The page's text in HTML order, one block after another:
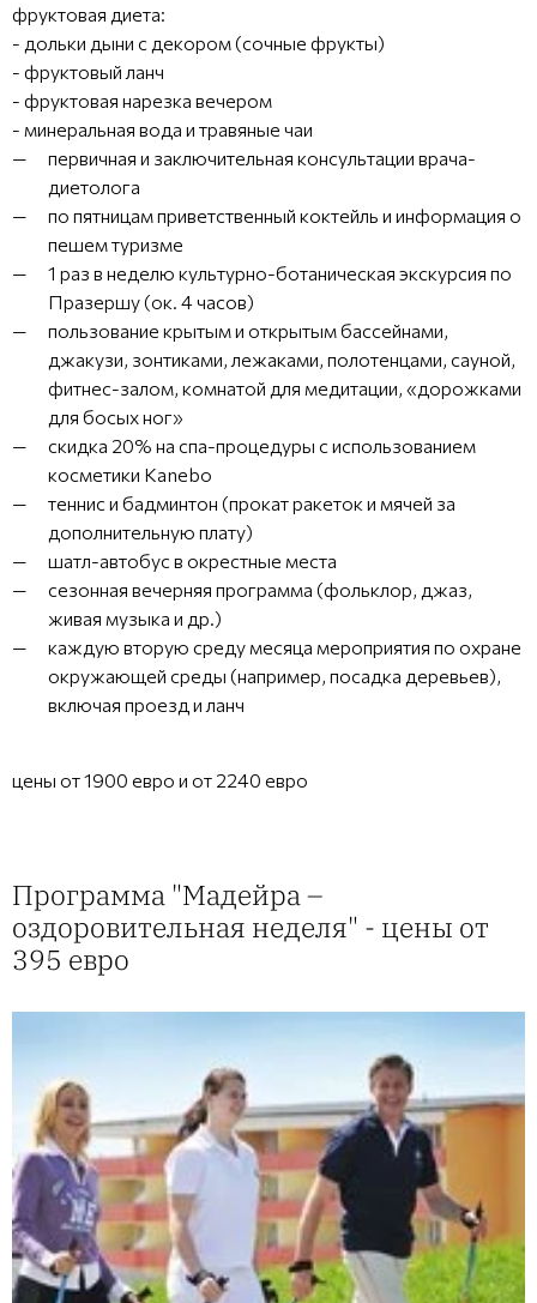
фруктовая диета:
- дольки дыни с декором (сочные фрукты)
- фруктовый ланч
- фруктовая нарезка вечером
- минеральная вода и травяные чаи
первичная и заключительная консультации врача-
диетолога
по пятницам приветственный коктейль и информация о
пешем туризме
1 раз в неделю культурно-ботаническая экскурсия по
Празершу (ок. 4 часов)
пользование крытым и открытым бассейнами,
джакузи, зонтиками, лежаками, полотенцами, сауной,
фитнес-залом, комнатой для медитации, «дорожками
для босых ног»
скидка 20% на спа-процедуры с использованием
косметики Kanebo
теннис и бадминтон (прокат ракеток и мячей за
дополнительную плату)
шатл-автобус в окрестные места
сезонная вечерняя программа (фольклор, джаз,
живая музыка и др.)
каждую вторую среду месяца мероприятия по охране
окружающей среды (например, посадка деревьев),
включая проезд и ланч
цены от 1900 евро и от 2240 евро
Программа "Мадейра –
оздоровительная неделя" - цены от
395 евро